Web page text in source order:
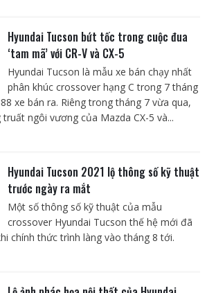
Hyundai Tucson bứt tốc trong cuộc đua
‘tam mã’ với CR-V và CX-5
Hyundai Tucson là mẫu xe bán chạy nhất
phân khúc crossover hạng C trong 7 tháng
xe bán ra. Riêng trong tháng 7 vừa qua,
ngôi vương của Mazda CX-5 và...
Hyundai Tucson 2021 lộ thông số kỹ thuật
trước ngày ra mắt
Một số thông số kỹ thuật của mẫu
crossover Hyundai Tucson thế hệ mới đã
chính thức trình làng vào tháng 8 tới.